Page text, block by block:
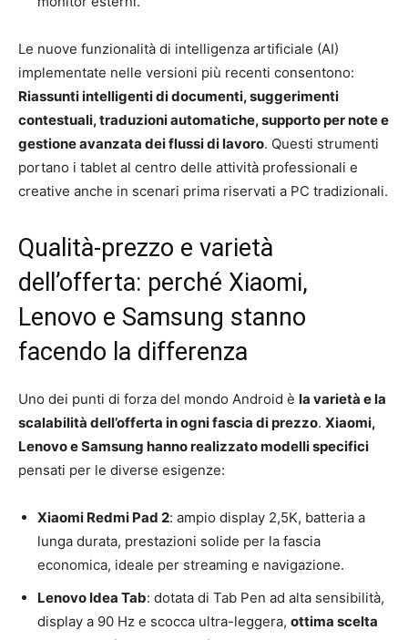
Le nuove funzionalità di intelligenza artificiale (AI)
implementate nelle versioni più recenti consentono:
Riassunti intelligenti di documenti, suggerimenti
contestuali, traduzioni automatiche, supporto per note e
gestione avanzata dei flussi di lavoro. Questi strumenti
portano i tablet al centro delle attività professionali e
creative anche in scenari prima riservati a PC tradizionali.
Qualità-prezzo e varietà
dell’offerta: perché Xiaomi,
Lenovo e Samsung stanno
facendo la differenza
Uno dei punti di forza del mondo Android è la varietà e la
scalabilità dell’offerta in ogni fascia di prezzo. Xiaomi,
Lenovo e Samsung hanno realizzato modelli specifici
pensati per le diverse esigenze:
Xiaomi Redmi Pad 2: ampio display 2,5K, batteria a
lunga durata, prestazioni solide per la fascia
economica, ideale per streaming e navigazione.
Lenovo Idea Tab: dotata di Tab Pen ad alta sensibilità,
display a 90 Hz e scocca ultra-leggera, ottima scelta